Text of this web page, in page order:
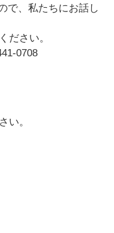
で、私たちにお話し
ください。
い。